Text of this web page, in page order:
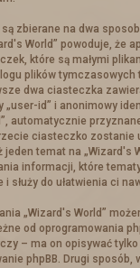
zebrać chętnych i
handlowego
Ogłoszenie
słupie
do zajrzenia do
zadaniami
zbierane na dwa
World” powoduje, że
które są małymi
plików tymczasowych
dwa ciasteczka
„user-id” i anonimowy
automatycznie
ciasteczko zostanie
temat na „Wizard's
informacji, które
służy do ułatwienia ci
„Wizard's World”
od oprogramowania
– ma on opisywać
phpBB. Drugi sposób,